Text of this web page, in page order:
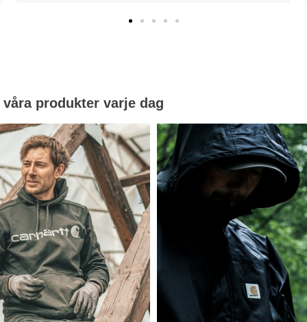
produkter varje dag